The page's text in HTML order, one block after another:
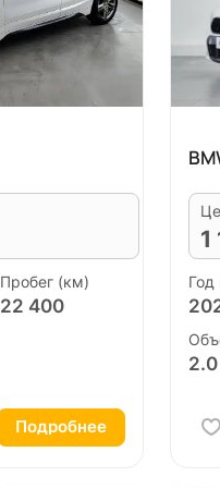
Пробег (км)
22 400
Подробнее
1
Год
2.0